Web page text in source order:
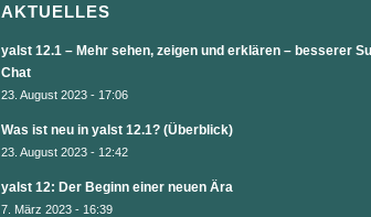
AKTUELLES
yalst 12.1 – Mehr sehen, zeigen und erklären – besserer
Chat
23. August 2023 - 17:06
Was ist neu in yalst 12.1? (Überblick)
23. August 2023 - 12:42
yalst 12: Der Beginn einer neuen Ära
7. März 2023 - 16:39